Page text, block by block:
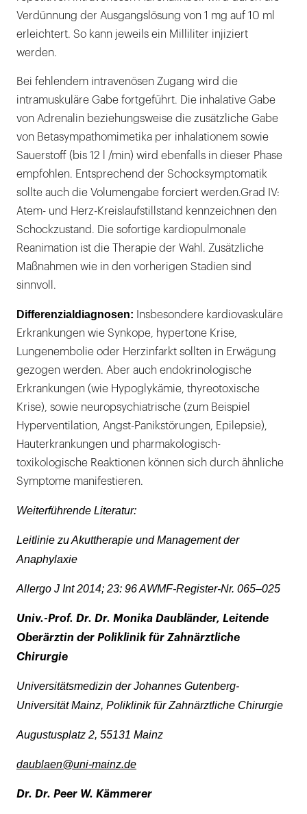
Verdünnung der Ausgangslösung von 1 mg auf 10 ml
erleichtert. So kann jeweils ein Milliliter injiziert
werden.
Bei fehlendem intravenösen Zugang wird die
intramuskuläre Gabe fortgeführt. Die inhalative Gabe
von Adrenalin beziehungsweise die zusätzliche Gabe
von Betasympathomimetika per inhalationem sowie
Sauerstoff (bis 12 l /min) wird ebenfalls in dieser Phase
empfohlen. Entsprechend der Schocksymptomatik
sollte auch die Volumengabe forciert werden.Grad IV:
Atem- und Herz-Kreislaufstillstand kennzeichnen den
Schockzustand. Die sofortige kardiopulmonale
Reanimation ist die Therapie der Wahl. Zusätzliche
Maßnahmen wie in den vorherigen Stadien sind
sinnvoll.
Differenzialdiagnosen: Insbesondere kardiovaskuläre
Erkrankungen wie Synkope, hypertone Krise,
Lungenembolie oder Herzinfarkt sollten in Erwägung
gezogen werden. Aber auch endokrinologische
Erkrankungen (wie Hypoglykämie, thyreotoxische
Krise), sowie neuropsychiatrische (zum Beispiel
Hyperventilation, Angst-Panikstörungen, Epilepsie),
Hauterkrankungen und pharmakologisch-
toxikologische Reaktionen können sich durch ähnliche
Symptome manifestieren.
Weiterführende Literatur:
Leitlinie zu Akuttherapie und Management der
Anaphylaxie
Allergo J Int 2014; 23: 96 AWMF-Register-Nr. 065–025
Univ.-Prof. Dr. Dr. Monika Daubländer, Leitende
Oberärztin der Poliklinik für Zahnärztliche
Chirurgie
Universitätsmedizin der Johannes Gutenberg-
Universität Mainz, Poliklinik für Zahnärztliche Chirurgie
Augustusplatz 2, 55131 Mainz
daublaen@uni-mainz.de
Dr. Dr. Peer W. Kämmerer